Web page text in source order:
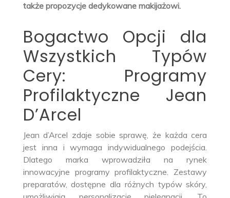
także propozycje dedykowane makijażowi.
Bogactwo Opcji dla
Wszystkich Typów
Cery: Programy
Profilaktyczne Jean
D’Arcel
Jean d’Arcel zdaje sobie sprawę, że każda cera
jest inna i wymaga indywidualnego podejścia.
Dlatego marka wprowadziła na rynek
innowacyjne programy profilaktyczne. Zestawy
preparatów, dostępne dla różnych typów skóry,